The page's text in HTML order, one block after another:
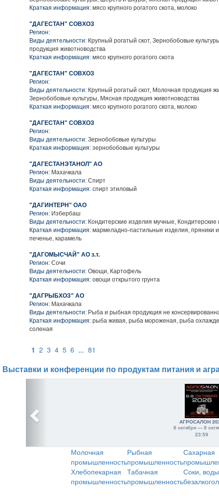
Краткая информация: мясо крупного рогатого скота, молоко
"ДАГЕСТАН" СОВХОЗ
Регион:
Виды деятельности: Крупный рогатый скот, Зернобобовые
продукция животноводства
Краткая информация: мясо крупного рогатого скота
"ДАГЕСТАН" СОВХОЗ
Регион:
Виды деятельности: Крупный рогатый скот, Молочная продукция
Зернобобовые культуры, Мясная продукция животноводства
Краткая информация: мясо крупного рогатого скота, молоко
"ДАГЕСТАН" СОВХОЗ
Регион:
Виды деятельности: Зернобобовые культуры
Краткая информация: зернобобовые культуры
"ДАГЕСТАНЭТАНОЛ" АО
Регион: Махачкала
Виды деятельности: Спирт
Краткая информация: спирт этиловый
"ДАГИНТЕРН" ОАО
Регион: Избербаш
Виды деятельности: Кондитерские изделия мучные,
Краткая информация: мармеладно-пастильные изделия, пряники
печенье, карамель
"ДАГОМЫСЧАЙ" АО з.т.
Регион: Сочи
Виды деятельности: Овощи, Картофель
Краткая информация: овощи открытого грунта
"ДАГРЫБХОЗ" АО
Регион: Махачкала
Виды деятельности: Рыба и рыбная продукция не
Краткая информация: рыба живая, рыба мороженая, рыба
соленая
1 2 3 4 5 6 ... 81
Выставки и конференции по продуктам питания и
АГРОСАЛОН
6 октября — 9
23:59
Молочная
промышленность
Рыбная
промышленность
Сахарная
Хлебопекарная
промышленность
Табачная
промышленность
Соки,